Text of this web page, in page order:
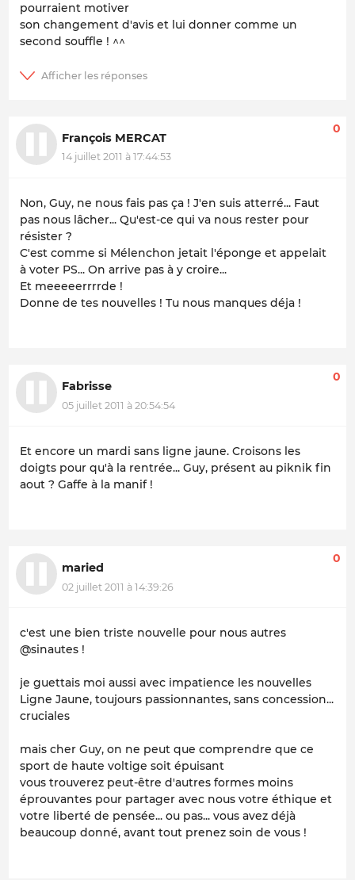
pourraient motiver
son changement d'avis et lui donner comme un
second souffle ! ^^
François MERCAT
14 juillet 2011 à 17:44:53
0
Non, Guy, ne nous fais pas ça ! J'en suis atterré... Faut
pas nous lâcher... Qu'est-ce qui va nous rester pour
résister ?
C'est comme si Mélenchon jetait l'éponge et appelait
à voter PS... On arrive pas à y croire...
Et meeeeerrrrde !
Donne de tes nouvelles ! Tu nous manques déja !
Fabrisse
05 juillet 2011 à 20:54:54
0
Et encore un mardi sans ligne jaune. Croisons les
doigts pour qu'à la rentrée... Guy, présent au piknik fin
aout ? Gaffe à la manif !
maried
02 juillet 2011 à 14:39:26
0
c'est une bien triste nouvelle pour nous autres
@sinautes !
je guettais moi aussi avec impatience les nouvelles
Ligne Jaune, toujours passionnantes, sans concession...
cruciales
mais cher Guy, on ne peut que comprendre que ce
sport de haute voltige soit épuisant
vous trouverez peut-être d'autres formes moins
éprouvantes pour partager avec nous votre éthique et
votre liberté de pensée... ou pas... vous avez déjà
beaucoup donné, avant tout prenez soin de vous !